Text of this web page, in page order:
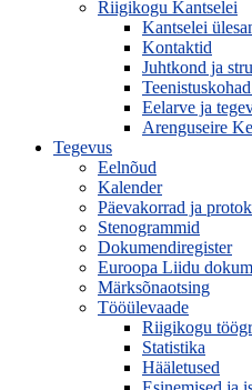
Riigikogu Kantselei
Kantselei
Kontaktid
Juhtkond ja
Eelarve ja
Arenguseire
Tegevus
Eelnõud
Kalender
Päevakorrad ja
Stenogrammid
Dokumendiregister
Euroopa Liidu
Märksõnaotsing
Tööülevaade
Riigikogu
Statistika
Hääletused